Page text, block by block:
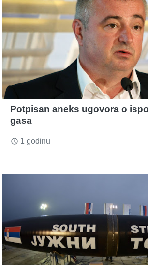
Potpisan aneks ugovora o
gasa
access_time 1 godinu